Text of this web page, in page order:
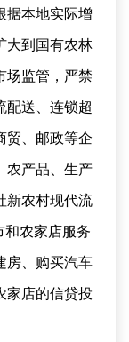
据本地实际增
大到国有农林
场监管，严禁
配送、连锁超
贸、邮政等企
农产品、生产
新农村现代流
和农家店服务
房、购买汽车
家店的信贷投